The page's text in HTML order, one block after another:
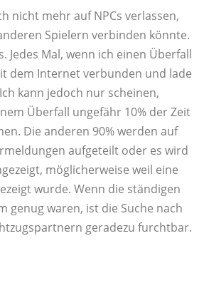
nicht mehr auf NPCs verlassen,
Spielern verbinden könnte.
Jedes Mal, wenn ich einen Überfall
dem Internet verbunden und lade
kann jedoch nur scheinen,
Überfall ungefähr 10% der Zeit
Die anderen 90% werden auf
aufgeteilt oder es wird
möglicherweise weil eine
wurde. Wenn die ständigen
genug waren, ist die Suche nach
geradezu furchtbar.